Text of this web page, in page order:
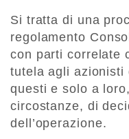
Si tratta di una
regolamento
con parti correlate
tutela agli azionisti
questi e solo a
circostanze, di
dell’operazione.